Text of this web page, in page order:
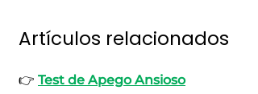
Artículos relacionados
👉 Test de Apego Ansioso